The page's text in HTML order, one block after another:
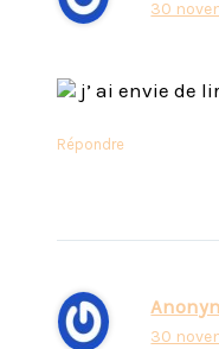
30
j’ ai envie de
Répondre
30